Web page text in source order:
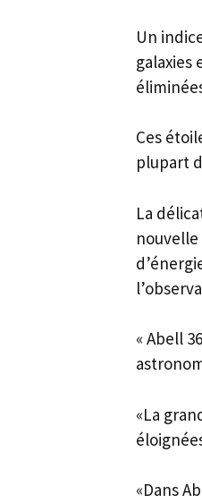
Un
galaxies
Ces
plupart
La
nouvelle
« Abell
«La
«Dans